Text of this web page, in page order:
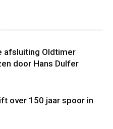
afsluiting Oldtimer
door Hans Dulfer
over 150 jaar spoor in